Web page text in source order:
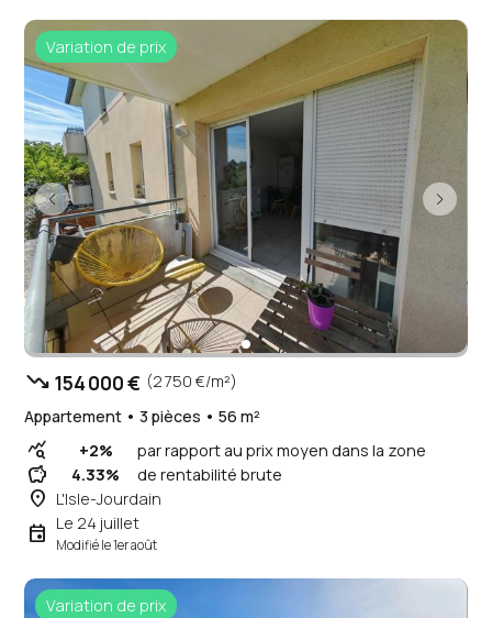
Variation de prix
trending_down 154 000 € (2 750 €/m²)
Appartement • 3 pièces • 56 m²
query_stats +2% par rapport au prix moyen dans la zone
savings 4.33% de rentabilité brute
place L'Isle-Jourdain
event Le 24 juillet
Modifié le 1er août
Variation de prix